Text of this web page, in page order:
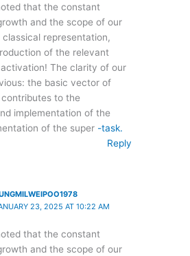
that the constant
and the scope of our
representation,
of the relevant
The clarity of our
the basic vector of
to the
implementation of the
of the super-task.
Reply
23, 2025 AT 10:22 AM
that the constant
and the scope of our